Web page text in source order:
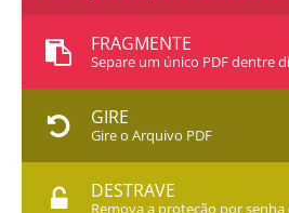
FRAGMENTE
Separe um único PDF dentre
GIRE
Gire o Arquivo PDF
DESTRAVE
Remova a proteção por senha